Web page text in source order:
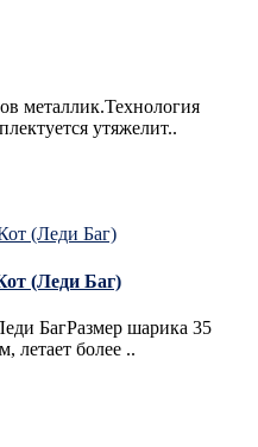
металлик.Технология
утяжелит..
(Леди Баг)
БагРазмер шарика 35
летает более ..